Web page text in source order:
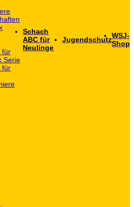
für
Serie
für
Schach
ABC für
Neulinge
JugendschutzWSJ-
Shop